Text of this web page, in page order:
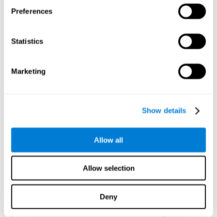
Preferences
Statistics
Marketing
Show details
Allow all
Allow selection
Deny
permettre la coordination des mouvements. Ils sont formés de plusieurs
structures :
du mouvement volontaire ainsi qu'à certains processus du
Le Globus pallidus : sa fonction principale est de réguler les
surtout sur celle de la peur. L'amygdale aide à stocker et
de cheval de mer qui joue un rôle essentiel dans la formation de la
mémoire (Kosslyn, 1994), autant au niveau du classement de l'information
que de la mémoire à long-terme.
LE CORTEX CÉRÉBRAL :C'est une couche fine de tissus gris qui
se replie sur elle-même et forme des circonvolutions qui donnent au
cerveau cet aspect si caractéristique. Les circonvolutions sont délimitées
divisé en deux hémisphères, droit ou gauche, séparés par la scissure
interhémisphérique et unis par une structure appellée "corps calleux", qui